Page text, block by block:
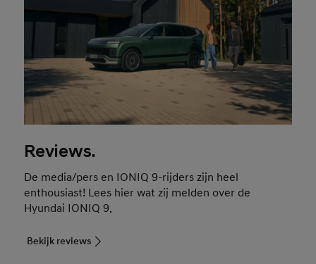
Reviews.
De media/pers en IONIQ 9-rijders zijn heel
enthousiast! Lees hier wat zij melden over de
Hyundai IONIQ 9.
Bekijk reviews